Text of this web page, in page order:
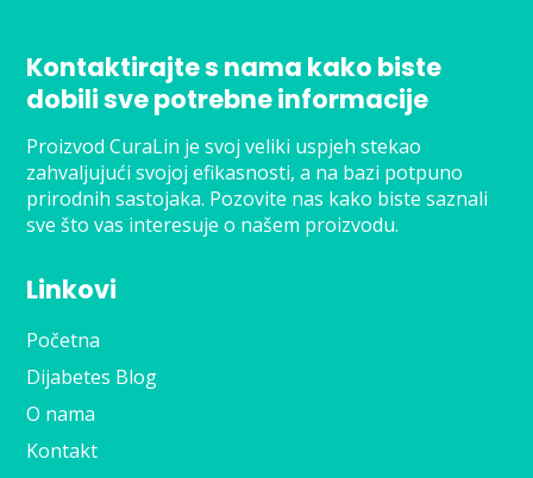
Kontaktirajte s nama kako biste
dobili sve potrebne informacije
Proizvod CuraLin je svoj veliki uspjeh stekao
zahvaljujući svojoj efikasnosti, a na bazi potpuno
prirodnih sastojaka. Pozovite nas kako biste saznali
sve što vas interesuje o našem proizvodu.
Linkovi
Početna
Dijabetes Blog
O nama
Kontakt